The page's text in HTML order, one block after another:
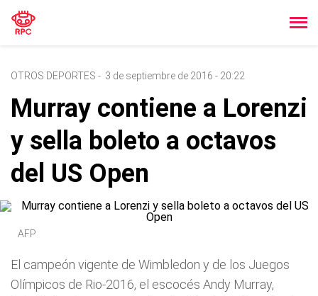
OTROS DEPORTES - 3 de septiembre de 2016 - 20:22
Murray contiene a Lorenzi
y sella boleto a octavos
del US Open
AFP
El campeón vigente de Wimbledon y de los Juegos
Olímpicos de Rio-2016, el escocés Andy Murray,